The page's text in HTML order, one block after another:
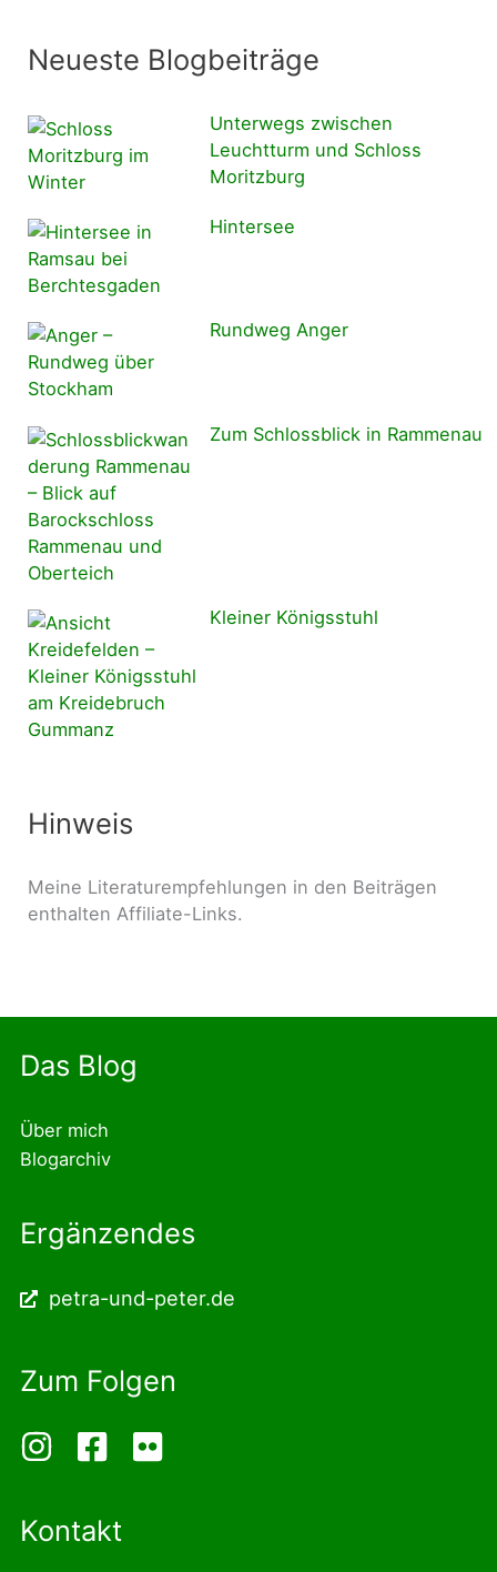
Neueste Blogbeiträge
Unterwegs zwischen
Leuchtturm und Schloss
Moritzburg
Hintersee
Rundweg Anger
Zum Schlossblick in Rammenau
Kleiner Königsstuhl
Hinweis
Meine Literaturempfehlungen in den Beiträgen
enthalten Affiliate-Links.
Das Blog
Über mich
Blogarchiv
Ergänzendes
petra-und-peter.de
Zum Folgen
Kontakt